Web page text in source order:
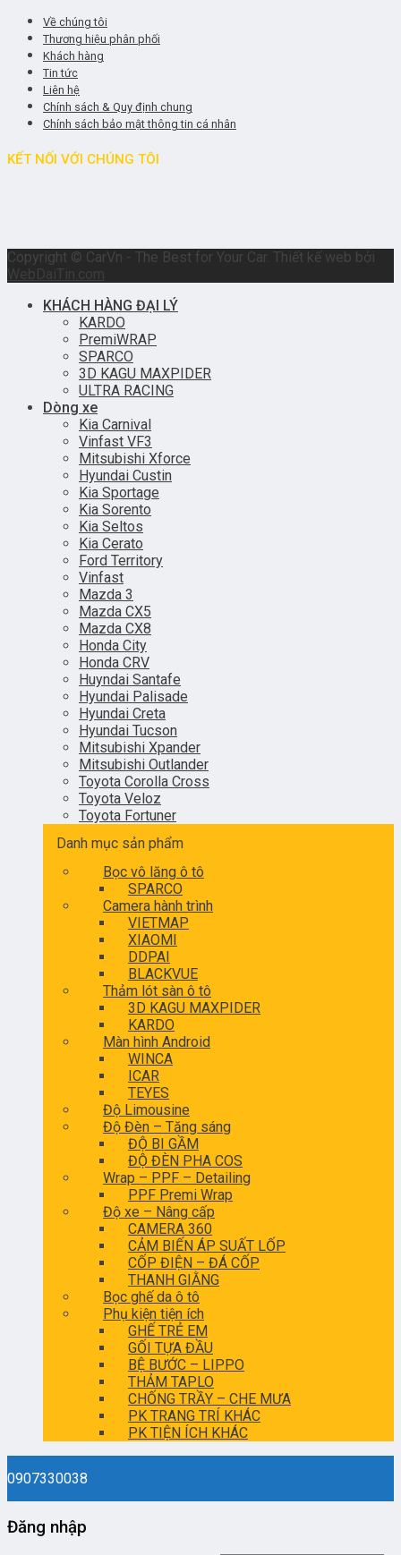
Về chúng tôi
Thương hiệu phân phối
Khách hàng
Tin tức
Liên hệ
Chính sách & Quy định chung
Chính sách bảo mật thông tin cá nhân
KẾT NỐI VỚI CHÚNG TÔI
Copyright © CarVn - The Best for Your Car. Thiết kế web bởi
WebDaiTin.com
KHÁCH HÀNG ĐẠI LÝ
KARDO
PremiWRAP
SPARCO
3D KAGU MAXPIDER
ULTRA RACING
Dòng xe
Kia Carnival
Vinfast VF3
Mitsubishi Xforce
Hyundai Custin
Kia Sportage
Kia Sorento
Kia Seltos
Kia Cerato
Ford Territory
Vinfast
Mazda 3
Mazda CX5
Mazda CX8
Honda City
Honda CRV
Huyndai Santafe
Hyundai Palisade
Hyundai Creta
Hyundai Tucson
Mitsubishi Xpander
Mitsubishi Outlander
Toyota Corolla Cross
Toyota Veloz
Toyota Fortuner
Danh mục sản phẩm
Bọc vô lăng ô tô
SPARCO
Camera hành trình
VIETMAP
XIAOMI
DDPAI
BLACKVUE
Thảm lót sàn ô tô
3D KAGU MAXPIDER
KARDO
Màn hình Android
WINCA
ICAR
TEYES
Độ Limousine
Độ Đèn – Tăng sáng
ĐỘ BI GẦM
ĐỘ ĐÈN PHA COS
Wrap – PPF – Detailing
PPF Premi Wrap
Độ xe – Nâng cấp
CAMERA 360
CẢM BIẾN ÁP SUẤT LỐP
CỐP ĐIỆN – ĐÁ CỐP
THANH GIẰNG
Bọc ghế da ô tô
Phụ kiện tiện ích
GHẾ TRẺ EM
GỐI TỰA ĐẦU
BỆ BƯỚC – LIPPO
THẢM TAPLO
CHỐNG TRẦY – CHE MƯA
PK TRANG TRÍ KHÁC
PK TIỆN ÍCH KHÁC
0907330038
Đăng nhập